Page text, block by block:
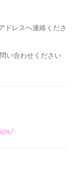
ドレスへ連絡くださ
合わせください